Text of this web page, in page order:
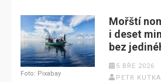
Foto: Pixabay
Mořští
i deset
bez
5 BŘE 2026
PETR KUTKA